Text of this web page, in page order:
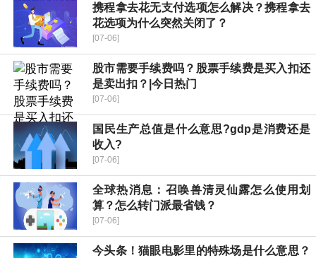
携程拿去花无支付选项怎么解决？携程拿去
花选项为什么突然关闭了？
[07-06]
股市需要手续费吗？股票手续费是买入扣还
是卖出扣？|今日热门
[07-06]
国民生产总值是什么意思?gdp是消费还是
收入?
[07-06]
全球热消息：​召唤兽清灵仙露怎么使用划
算？怎么转门派最省钱？
[07-06]
今头条！猫眼电影里的特殊场是什么意思？